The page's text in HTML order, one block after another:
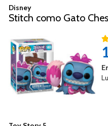
Disney
Stitch como Gato